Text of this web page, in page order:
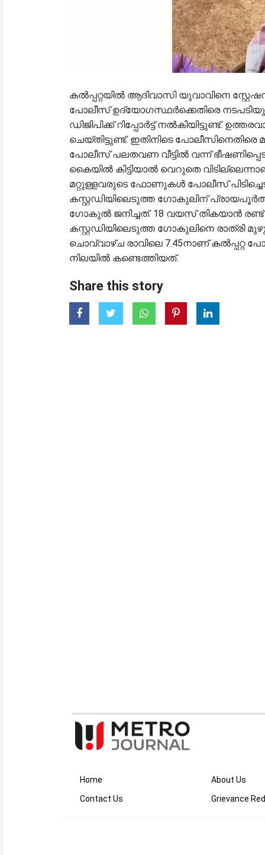
കൽപ്പറ്റയിൽ ആദിവാസി യുവാവിനെ
പോലീസ് ഉദ്യോഗസ്ഥർക്കെതിരെ
ഡിജിപിക്ക് റിപ്പോർട്ട് നൽകിയിട്ടുണ്ട്.
ചെയ്തിട്ടുണ്ട്. ഇതിനിടെ
പോലീസ് പലതവണ വീട്ടിൽ വന്ന്
കൈയിൽ കിട്ടിയാൽ വെറുതെ
മറ്റുള്ളവരുടെ ഫോണുകൾ പോലീസ്
കസ്റ്റഡിയിലെടുത്ത ഗോകുലിന്
ഗോകുൽ ജനിച്ചത്. 18 വയസ് തികയാൻ രണ്ട്
കസ്റ്റഡിയിലെടുത്ത ഗോകുലിനെ രാത്രി
ചൊവ്വാഴ്ച രാവിലെ 7.45നാണ് കൽപ്പറ്റ
നിലയിൽ കണ്ടെത്തിയത്.
Share this story
Home About Us
Contact Us
Grievance